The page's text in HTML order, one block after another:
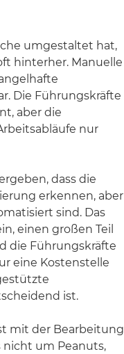
umgestaltet hat,
hinterher. Manuelle
Die Führungskräfte
aber die
nur
dass die
erkennen, aber
sind. Das
einen großen Teil
die Führungskräfte
eine Kostenstelle
ist.
mit der Bearbeitung
nicht um Peanuts,